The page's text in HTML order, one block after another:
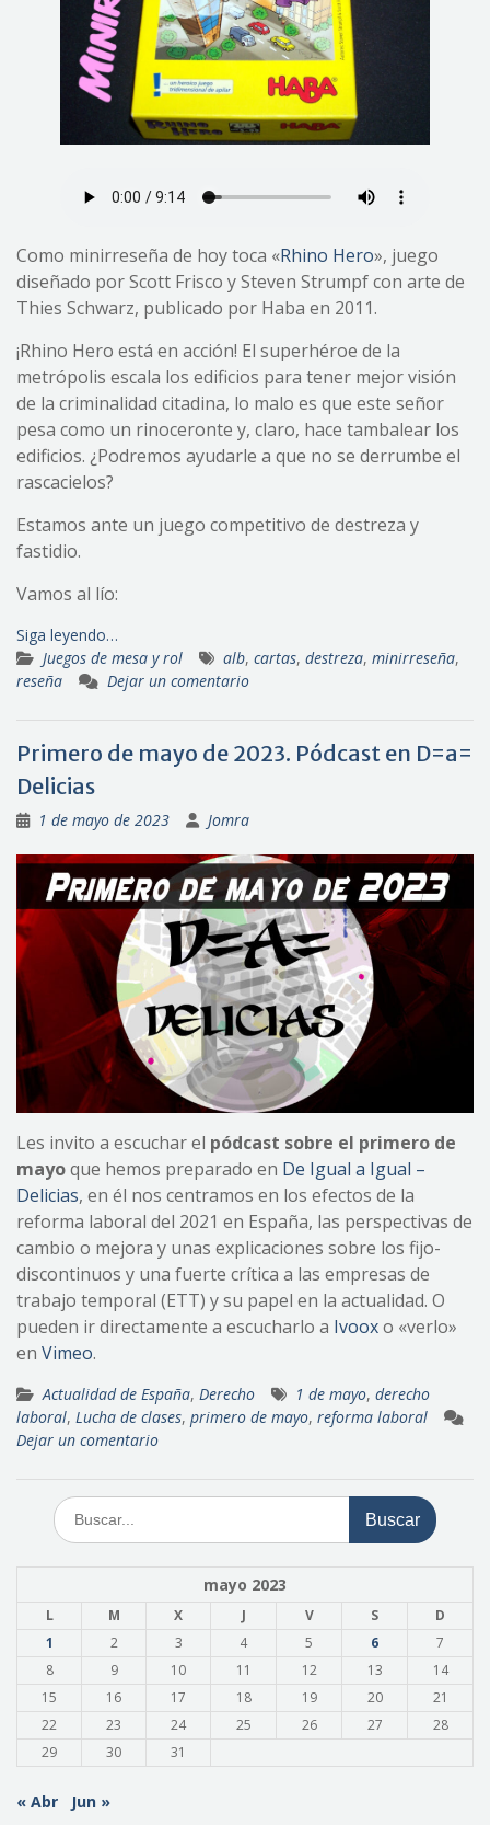
Como minirreseña de hoy toca «Rhino Hero», juego
diseñado por Scott Frisco y Steven Strumpf con arte de
Thies Schwarz, publicado por Haba en 2011.
¡Rhino Hero está en acción! El superhéroe de la
metrópolis escala los edificios para tener mejor visión
de la criminalidad citadina, lo malo es que este señor
pesa como un rinoceronte y, claro, hace tambalear los
edificios. ¿Podremos ayudarle a que no se derrumbe el
rascacielos?
Estamos ante un juego competitivo de destreza y
fastidio.
Vamos al lío:
Siga leyendo…
Juegos de mesa y rol
alb, cartas, destreza, minirreseña,
reseña
Dejar un comentario
Primero de mayo de 2023. Pódcast en D=a=
Delicias
1 de mayo de 2023 Jomra
Les invito a escuchar el pódcast sobre el primero de
mayoque hemos preparado en De Igual a Igual –
Delicias, en él nos centramos en los efectos de la
reforma laboral del 2021 en España, las perspectivas de
cambio o mejora y unas explicaciones sobre los fijo-
discontinuos y una fuerte crítica a las empresas de
trabajo temporal (ETT) y su papel en la actualidad. O
pueden ir directamente a escucharlo a Ivooxo «verlo»
en Vimeo.
Actualidad de España, Derecho 1 de mayo, derecho
laboral, Lucha de clases, primero de mayo, reforma laboral
Dejar un comentario
Buscar:
mayo 2023
L M X J V S
D
1
2 3 4 5 6
7
8
9 10 11 12 13
14
15
16 17 18 19 20
21
22
23 24 25 26 27
28
29
30 31
« Abr Jun »